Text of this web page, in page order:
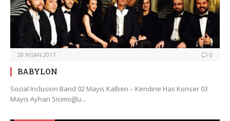
28 NISAN 2017 0
BABYLON
Social Inclusion Band 02 Mayıs Kalben – Kendine Has Konser 03
Mayıs Ayhan Sicimoğlu…